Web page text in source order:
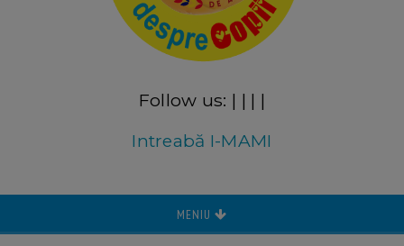
Follow us: | | | |
Intreabă I-MAMI
MENIU